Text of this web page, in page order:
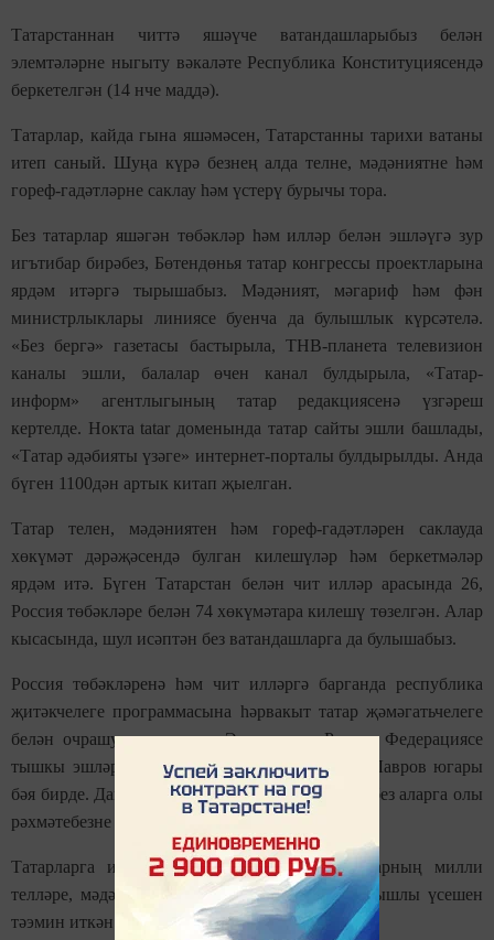
Татарстаннан читтә яшәүче ватандашларыбыз белән
элемтәләрне ныгыту вәкаләте Республика Конституциясендә
беркетелгән (14 нче маддә).
Татарлар, кайда гына яшәмәсен, Татарстанны тарихи ватаны
итеп саный. Шуңа күрә безнең алда телне, мәдәниятне һәм
гореф-гадәтләрне саклау һәм үстерү бурычы тора.
Без татарлар яшәгән төбәкләр һәм илләр белән эшләүгә зур
игътибар бирәбез, Бөтендөнья татар конгрессы проектларына
ярдәм итәргә тырышабыз. Мәдәният, мәгариф һәм фән
министрлыклары линиясе буенча да булышлык күрсәтелә.
«Без бергә» газетасы бастырыла, ТНВ-планета телевизион
каналы эшли, балалар өчен канал булдырыла, «Татар-
информ» агентлыгының татар редакциясенә үзгәреш
кертелде. Нокта tatar доменында татар сайты эшли башлады,
«Татар әдәбияты үзәге» интернет-порталы булдырылды. Анда
бүген 1100дән артык китап җыелган.
Татар телен, мәдәниятен һәм гореф-гадәтләрен саклауда
хөкүмәт дәрәҗәсендә булган килешүләр һәм беркетмәләр
ярдәм итә. Бүген Татарстан белән чит илләр арасында 26,
Россия төбәкләре белән 74 хөкүмәтара килешү төзелгән. Алар
кысасында, шул исәптән без ватандашларга да булышабыз.
Россия төбәкләренә һәм чит илләргә барганда республика
җитәкчелеге программасына һәрвакыт татар җәмәгатьчелеге
белән очрашулар кертелә. Әлеге эшкә Россия Федерациясе
тышкы эшләр министры Сергей Викторович Лавров югары
бәя бирде. Даими булышлык күрсәтүләре өчен без аларга олы
рәхмәтебезне белдерәбез.
Татарларга илебездә яшәүче барлык халыкларның милли
телләре, мәдәниятләре һәм гореф-гадәтләре уңышлы үсешен
тәэмин иткән көчле Россия кирәк.